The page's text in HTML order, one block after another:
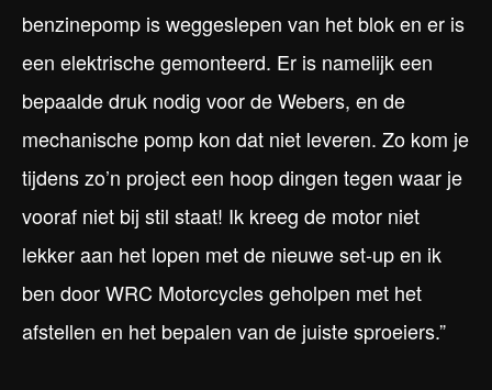
benzinepomp is weggeslepen van het blok en er is
een elektrische gemonteerd. Er is namelijk een
bepaalde druk nodig voor de Webers, en de
mechanische pomp kon dat niet leveren. Zo kom je
tijdens zo’n project een hoop dingen tegen waar je
vooraf niet bij stil staat! Ik kreeg de motor niet
lekker aan het lopen met de nieuwe set-up en ik
ben door WRC Motorcycles geholpen met het
afstellen en het bepalen van de juiste sproeiers.”